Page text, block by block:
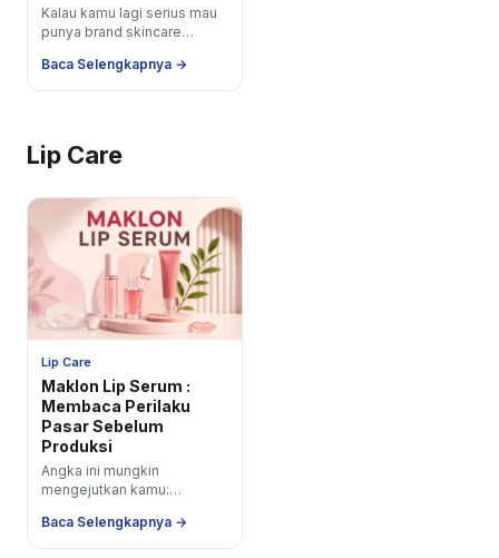
Kalau kamu lagi serius mau
punya brand skincare
adalah salah satu langkah
paling strategis...
Baca Selengkapnya →
Lip Care
Lip Care
Maklon Lip Serum :
Membaca Perilaku
Pasar Sebelum
Produksi
Angka ini mungkin
mengejutkan kamu:
treatment di pasar global
mencapai 48% hanya dalam
Baca Selengkapnya →